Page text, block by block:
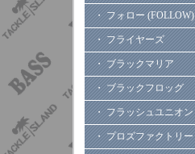
・ フォロー (FOLLOW)
・ フライヤーズ
・ ブラックマリア
・ ブラックフロッグ
・ フラッシュユニオン
・ プロズファクトリー